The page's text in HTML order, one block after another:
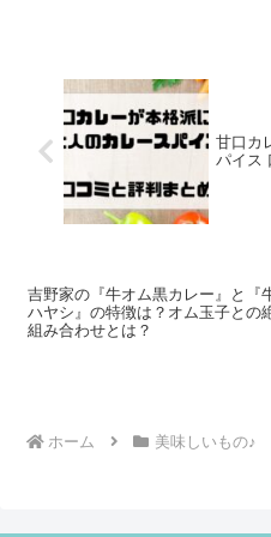
甘口カ
パイス
吉野家の『牛オム黒カレー』と『
ハヤシ』の特徴は？オム玉子との
組み合わせとは？
ホーム 美味しいもの♪